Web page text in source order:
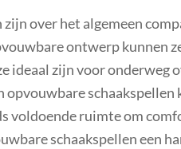
over het algemeen
ontwerp kunnen
ideaal zijn voor onderweg
opvouwbare
voldoende ruimte om
schaakspellen een